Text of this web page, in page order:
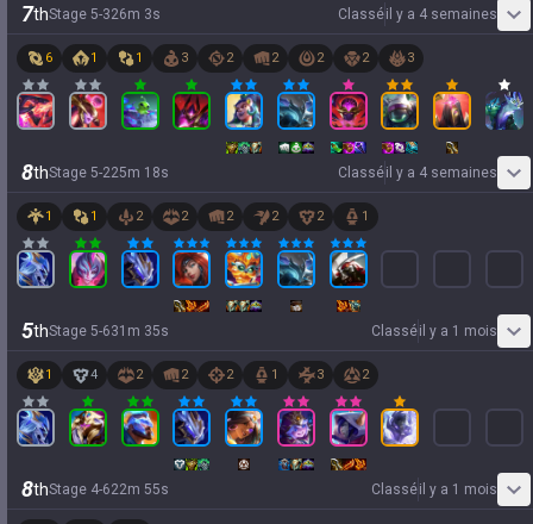
7thStage 5-326m 3s Classéil y a 4 semaines
6 1 1 3 2 2 2 2 3
8thStage 5-225m 18s Classéil y a 4 semaines
1 1 2 2 2 2 2 1
5thStage 5-631 m 35s Classéil y a 1 mois
1 4 2 2 2 1 3 2
8thStage 4-622m 55s Classéil y a 1 mois